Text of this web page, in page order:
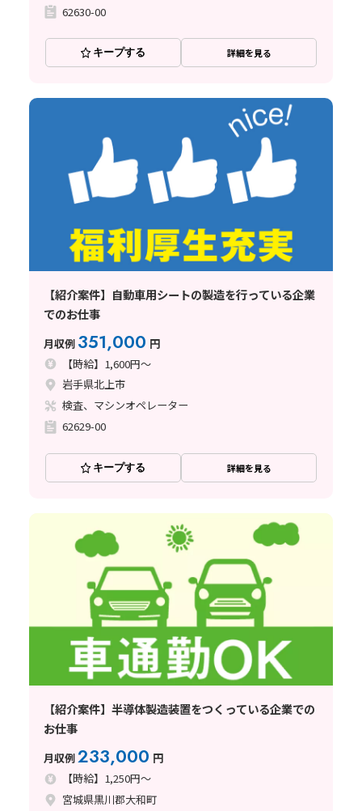
62630-00
キープする 詳細を見る
【紹介案件】自動車用シートの製造を行っている企業
でのお仕事
月収例 351,000 円
【時給】1,600円～
岩手県北上市
検査、マシンオペレーター
62629-00
キープする 詳細を見る
【紹介案件】半導体製造装置をつくっている企業での
お仕事
月収例233,000 円
【時給】1,250円～
宮城県黒川郡大和町